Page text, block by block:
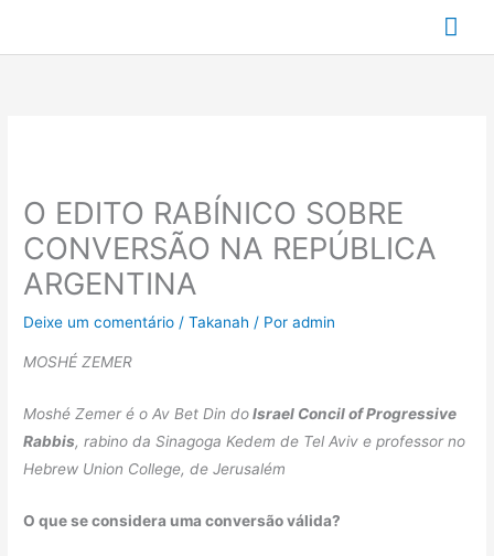
O EDITO RABÍNICO SOBRE
CONVERSÃO NA REPÚBLICA
ARGENTINA
Deixe um comentário /Takanah / Poradmin
MOSHÉ ZEMER
Moshé Zemer é o Av Bet Din doIsrael Concil of Progressive
Rabbis, rabino da Sinagoga Kedem de Tel Aviv e professor no
Hebrew Union College, de Jerusalém
O que se considera uma conversão válida?